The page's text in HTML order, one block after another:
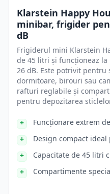
Klarstein Happy
minibar, frigider
dB
Frigiderul mini Klarstein
de 45 litri și funcționeaz
26 dB. Este potrivit pentru
dormitoare, birouri sau
rafturi reglabile și
pentru depozitarea
Funcționare extrem
Design compact
Capacitate de 45 litri
Compartimente